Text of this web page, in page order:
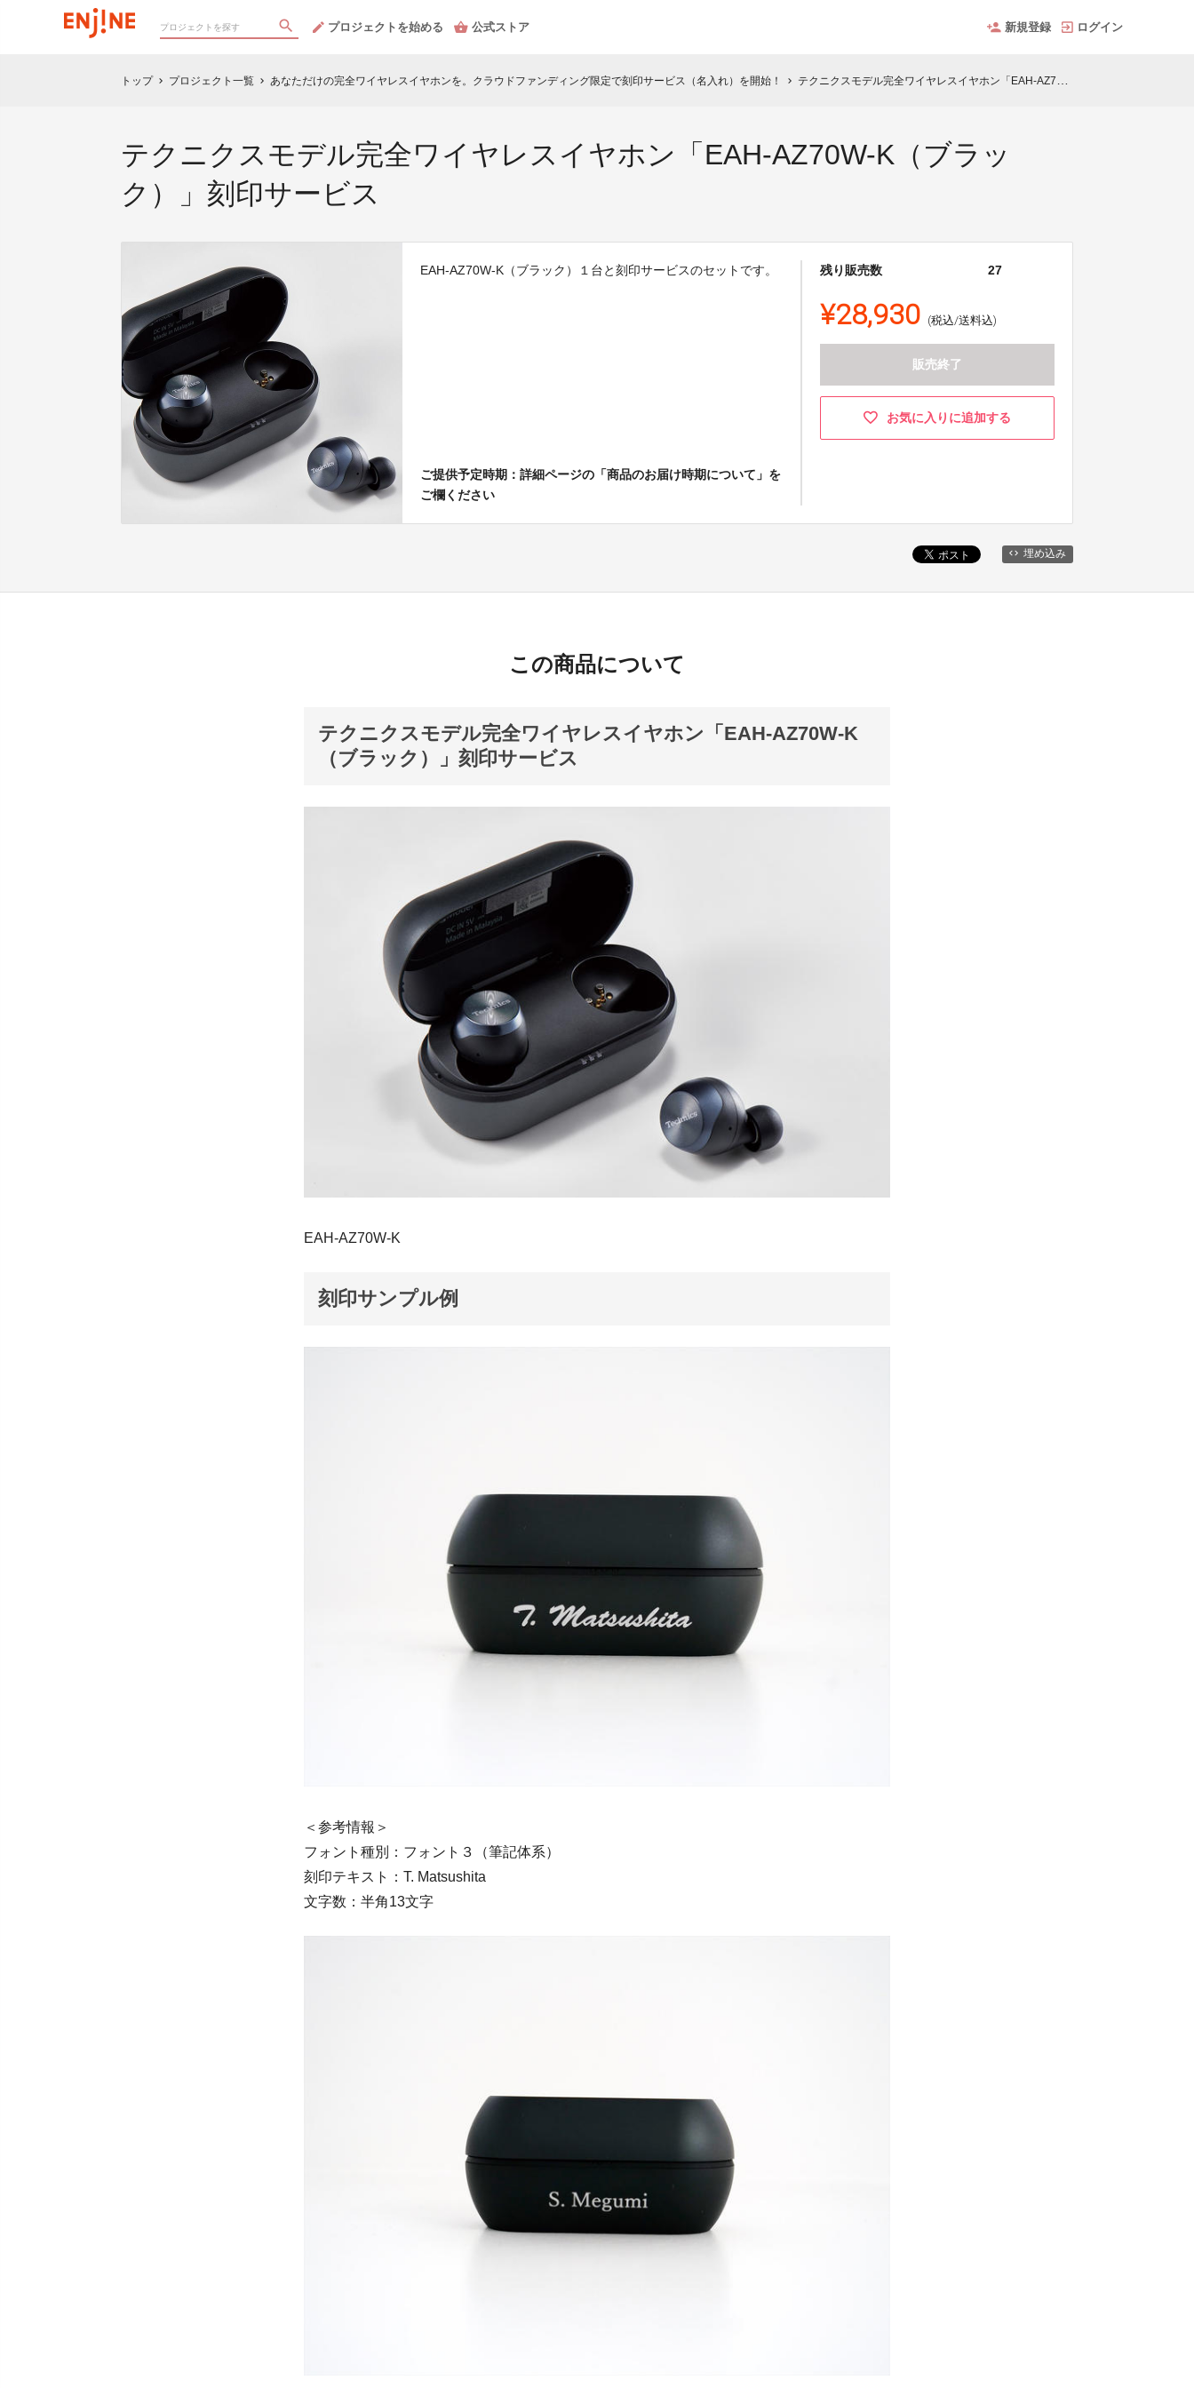
プロジェクトを始める 公式ストア 新規登録 ログイン
トップ chevron_right プロジェクト一覧 chevron_right あなただけの完全ワイヤレスイヤホンを。クラウドファンディング限定で刻印サービス（名入れ）を開始！ chevron_right テクニクスモデル完全ワイヤレスイヤホン「EAH-AZ70W-K（ブラック）」刻印サービス
テクニクスモデル完全ワイヤレスイヤホン「EAH-AZ70W-K（ブラッ
ク）」刻印サービス
EAH-AZ70W-K（ブラック）１台と刻印サービスのセットです。
ご提供予定時期：詳細ページの「商品のお届け時期について」を
ご欄ください
残り販売数 27
¥28,930 (税込/送料込)
販売終了
お気に入りに追加する
埋め込み
この商品について
テクニクスモデル完全ワイヤレスイヤホン「EAH-AZ70W-K
（ブラック）」刻印サービス
EAH-AZ70W-K
刻印サンプル例
＜参考情報＞
フォント種別：フォント３（筆記体系）
刻印テキスト：T. Matsushita
文字数：半角13文字